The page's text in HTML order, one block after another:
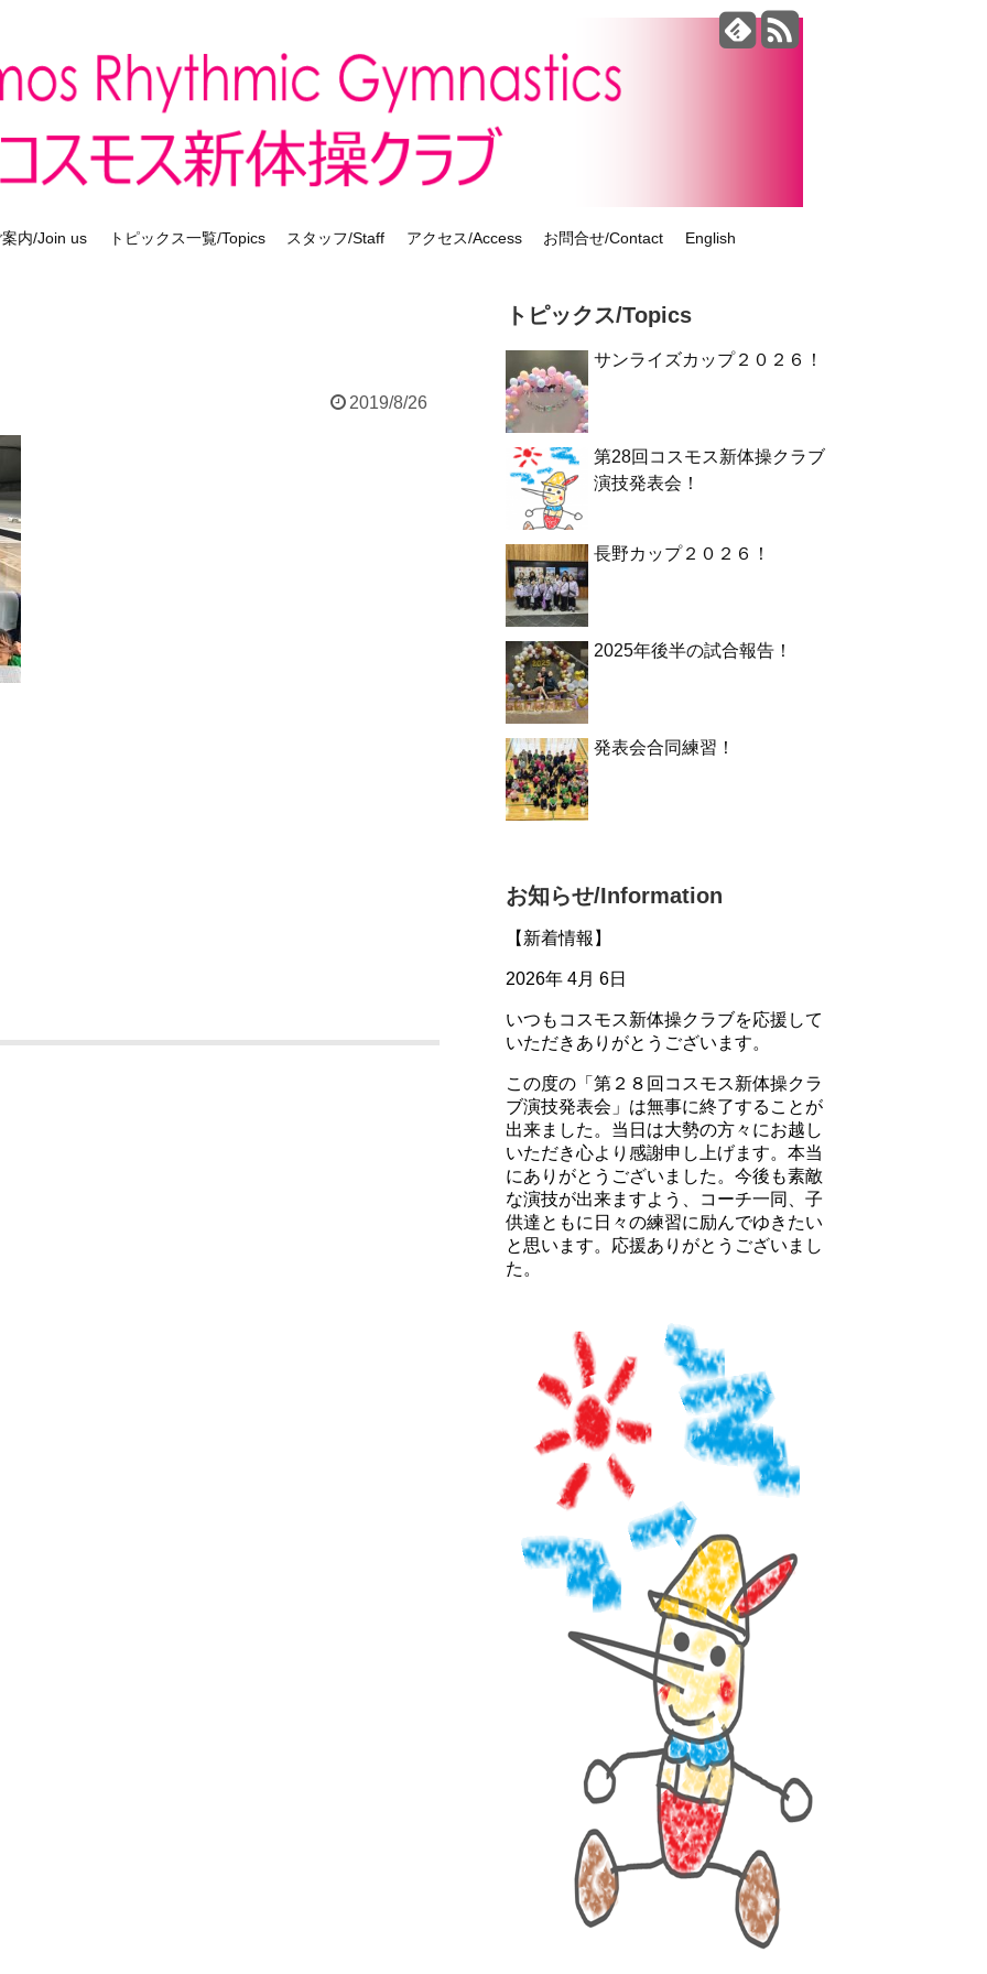
内/Join us トピックス一覧/Topics スタッフ/Staff アクセス/Access お問合せ/Contact English
2019/8/26
トピックス/Topics
サンライズカップ２０２６！
第28回コスモス新体操クラブ
演技発表会！
長野カップ２０２６！
2025年後半の試合報告！
発表会合同練習！
お知らせ/Information
【新着情報】
2026年 4月 6日
いつもコスモス新体操クラブを応援して
いただきありがとうございます。
この度の「第２８回コスモス新体操クラ
ブ演技発表会」は無事に終了することが
出来ました。当日は大勢の方々にお越し
いただき心より感謝申し上げます。本当
にありがとうございました。今後も素敵
な演技が出来ますよう、コーチ一同、子
供達ともに日々の練習に励んでゆきたい
と思います。応援ありがとうございまし
た。